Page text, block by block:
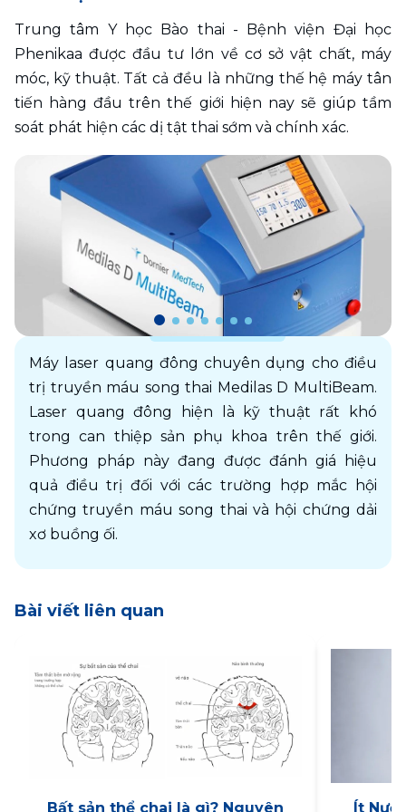
Trung tâm Y học Bào thai - Bệnh viện Đại học
Phenikaa được đầu tư lớn về cơ sở vật chất, máy
móc, kỹ thuật. Tất cả đều là những thế hệ máy tân
tiến hàng đầu trên thế giới hiện nay sẽ giúp tầm
soát phát hiện các dị tật thai sớm và chính xác.
Máy laser quang đông chuyên dụng cho điều
trị truyền máu song thai Medilas D MultiBeam.
Laser quang đông hiện là kỹ thuật rất khó
trong can thiệp sản phụ khoa trên thế giới.
Phương pháp này đang được đánh giá hiệu
quả điều trị đối với các trường hợp mắc hội
chứng truyền máu song thai và hội chứng dải
xơ buồng ối.
Bài viết liên quan
Bất sản thể chai là gì? Nguyên
Ít